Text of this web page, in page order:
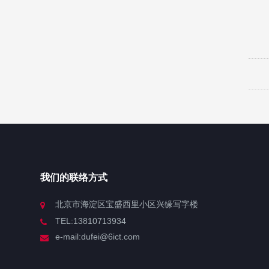
我们的联络方式
北京市海淀区宝盛西里小区兴缘写字楼
TEL:13810713934
e-mail:dufei@6ict.com